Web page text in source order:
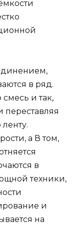
в ряд.
и так,
а В том,
в
техники,
и
на